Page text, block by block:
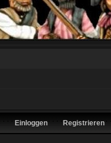
Einloggen Registrieren